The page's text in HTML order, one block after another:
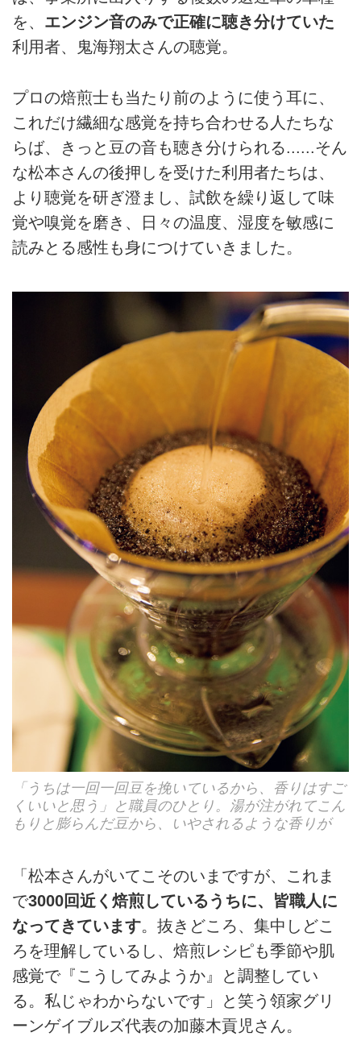
を、 エンジン音のみで正確に聴き分けていた
利用者、鬼海翔太さんの聴覚。
プロの焙煎士も当たり前のように使う耳に、
これだけ繊細な感覚を持ち合わせる人たちな
らば、きっと豆の音も聴き分けられる......そん
な松本さんの後押しを受けた利用者たちは、
より聴覚を研ぎ澄まし、試飲を繰り返して味
覚や嗅覚を磨き、日々の温度、湿度を敏感に
読みとる感性も身につけていきました。
「うちは一回一回豆を挽いているから、香りはすご
くいいと思う」と職員のひとり。湯が注がれてこん
もりと膨らんだ豆から、いやされるような香りが
「松本さんがいてこそのいまですが、これま
で3000回近く焙煎しているうちに、皆職人に
なってきています。抜きどころ、集中しどこ
ろを理解しているし、焙煎レシピも季節や肌
感覚で『こうしてみようか』と調整してい
る。私じゃわからないです」と笑う領家グリ
ーンゲイブルズ代表の加藤木貢児さん。